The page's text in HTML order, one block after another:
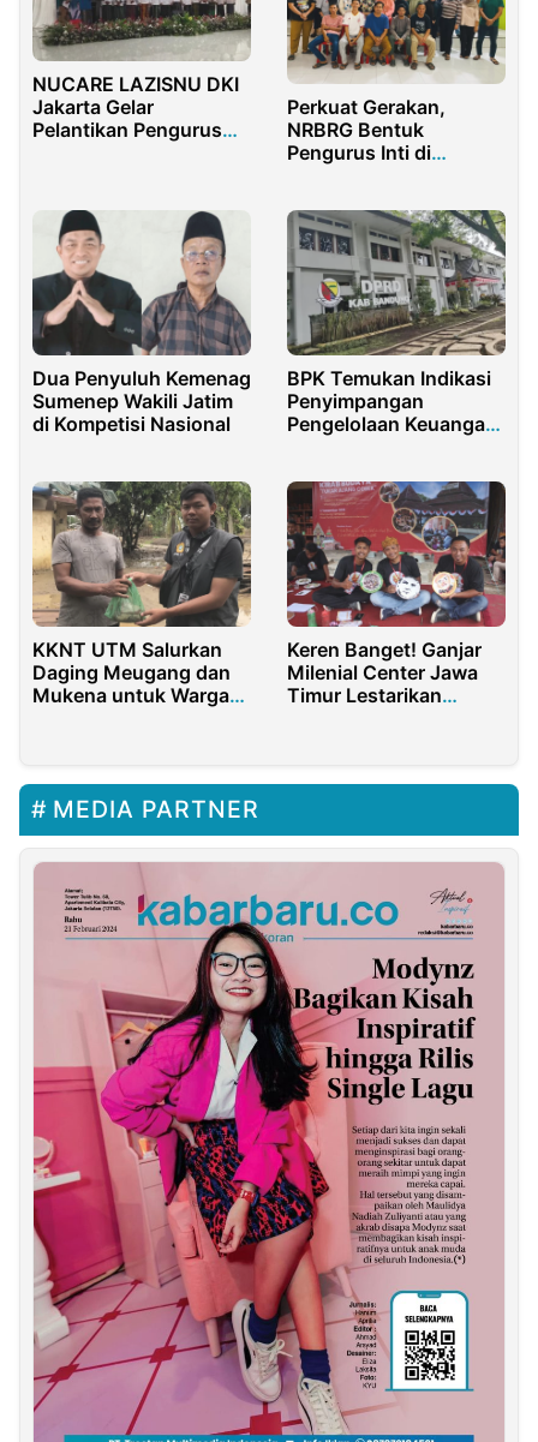
NUCARE LAZISNU DKI
Jakarta Gelar
Pelantikan Pengurus
Perkuat Gerakan,
NRBRG Bentuk
Pengurus Inti di
Dua Penyuluh Kemenag
Sumenep Wakili Jatim
di Kompetisi Nasional
BPK Temukan Indikasi
Penyimpangan
Pengelolaan Keuangan
KKNT UTM Salurkan
Daging Meugang dan
Mukena untuk Warga
Keren Banget! Ganjar
Milenial Center Jawa
Timur Lestarikan
MEDIA PARTNER